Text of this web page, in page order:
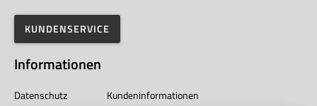
KUNDENSERVICE
Informationen
Datenschutz
Kundeninformationen